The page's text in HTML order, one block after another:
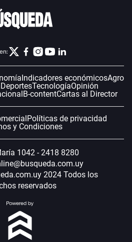
Indicadores económicosAgro
DeportesTecnologíaOpinión
B-contentCartas al Director
Políticas de privacidad
y Condiciones
1042 - 2418 8280
2024 Todos los
reservados